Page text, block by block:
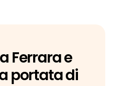
Ferrara e
portata di